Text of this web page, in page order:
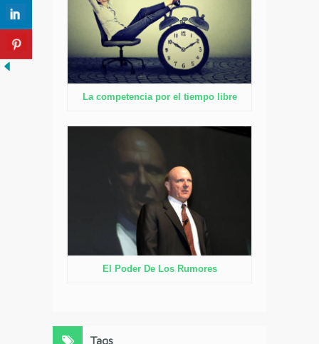
La competencia por el tiempo libre
El Poder De Los Rumores
Tags